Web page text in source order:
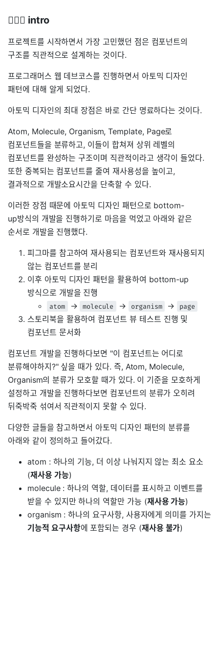
🏃🏻‍♂️ intro
프로젝트를 시작하면서 가장 고민했던 점은 컴포넌트의
구조를 직관적으로 설계하는 것이다.
프로그래머스 웹 데브코스를 진행하면서 아토믹 디자인
패턴에 대해 알게 되었다.
아토믹 디자인의 최대 장점은 바로 간단 명료하다는 것이다.
Atom, Molecule, Organism, Template, Page로
컴포넌트들을 분류하고, 이들이 합쳐져 상위 레벨의
컴포넌트를 완성하는 구조이며 직관적이라고 생각이 들었다.
또한 중복되는 컴포넌트를 줄여 재사용성을 높이고,
결과적으로 개발소요시간을 단축할 수 있다.
이러한 장점 때문에 아토믹 디자인 패턴으로 bottom-
up방식의 개발을 진행하기로 마음을 먹었고 아래와 같은
순서로 개발을 진행했다.
피그마를 참고하여 재사용되는 컴포넌트와 재사용되지
않는 컴포넌트를 분리
이후 아토믹 디자인 패턴을 활용하여 bottom-up
방식으로 개발을 진행
atom → molecule → organism → page
스토리북을 활용하여 컴포넌트 뷰 테스트 진행 및
컴포넌트 문서화
컴포넌트 개발을 진행하다보면 "이 컴포넌트는 어디로
분류해야하지?" 싶을 때가 있다. 즉, Atom, Molecule,
Organism의 분류가 모호할 때가 있다. 이 기준을 모호하게
설정하고 개발을 진행하다보면 컴포넌트의 분류가 오히려
뒤죽박죽 섞여서 직관적이지 못할 수 있다.
다양한 글들을 참고하면서 아토믹 디자인 패턴의 분류를
아래와 같이 정의하고 들어갔다.
atom : 하나의 기능, 더 이상 나눠지지 않는 최소 요소
(재사용 가능)
molecule : 하나의 역할, 데이터를 표시하고 이벤트를
받을 수 있지만 하나의 역할만 가능 (재사용 가능)
organism : 하나의 요구사항, 사용자에게 의미를 가지는
기능적 요구사항에 포함되는 경우 (재사용 불가)